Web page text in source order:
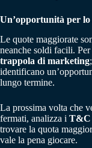
Un’opportunità per
Le quote maggiorate
neanche soldi facili.
trappola di marketing
identificano
lungo termine.
La prossima volta che
fermati, analizza i T&C
trovare la quota
vale la pena giocare.